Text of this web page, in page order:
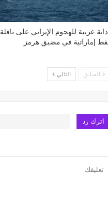
عربية للهجوم الإيراني على ناقلة
إماراتية في مضيق هرمز
السابق التالي
اترك رد